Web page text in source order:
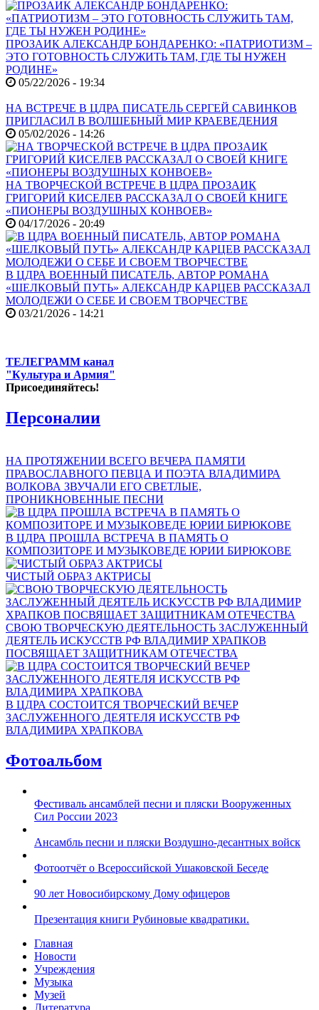
ПРОЗАИК АЛЕКСАНДР БОНДАРЕНКО: «ПАТРИОТИЗМ –
ЭТО ГОТОВНОСТЬ СЛУЖИТЬ ТАМ, ГДЕ ТЫ НУЖЕН
РОДИНЕ»
05/22/2026 - 19:34
НА ВСТРЕЧЕ В ЦДРА ПИСАТЕЛЬ СЕРГЕЙ САВИНКОВ
ПРИГЛАСИЛ В ВОЛШЕБНЫЙ МИР КРАЕВЕДЕНИЯ
05/02/2026 - 14:26
НА ТВОРЧЕСКОЙ ВСТРЕЧЕ В ЦДРА ПРОЗАИК
ГРИГОРИЙ КИСЕЛЕВ РАССКАЗАЛ О СВОЕЙ КНИГЕ
«ПИОНЕРЫ ВОЗДУШНЫХ КОНВОЕВ»
04/17/2026 - 20:49
В ЦДРА ВОЕННЫЙ ПИСАТЕЛЬ, АВТОР РОМАНА
«ШЕЛКОВЫЙ ПУТЬ» АЛЕКСАНДР КАРЦЕВ РАССКАЗАЛ
МОЛОДЕЖИ О СЕБЕ И СВОЕМ ТВОРЧЕСТВЕ
03/21/2026 - 14:21
ТЕЛЕГРАММ канал
"Культура и Армия"
Присоединяйтесь!
Персоналии
НА ПРОТЯЖЕНИИ ВСЕГО ВЕЧЕРА ПАМЯТИ
ПРАВОСЛАВНОГО ПЕВЦА И ПОЭТА ВЛАДИМИРА
ВОЛКОВА ЗВУЧАЛИ ЕГО СВЕТЛЫЕ,
ПРОНИКНОВЕННЫЕ ПЕСНИ
В ЦДРА ПРОШЛА ВСТРЕЧА В ПАМЯТЬ О
КОМПОЗИТОРЕ И МУЗЫКОВЕДЕ ЮРИИ БИРЮКОВЕ
ЧИСТЫЙ ОБРАЗ АКТРИСЫ
СВОЮ ТВОРЧЕСКУЮ ДЕЯТЕЛЬНОСТЬ ЗАСЛУЖЕННЫЙ
ДЕЯТЕЛЬ ИСКУССТВ РФ ВЛАДИМИР ХРАПКОВ
ПОСВЯЩАЕТ ЗАЩИТНИКАМ ОТЕЧЕСТВА
В ЦДРА СОСТОИТСЯ ТВОРЧЕСКИЙ ВЕЧЕР
ЗАСЛУЖЕННОГО ДЕЯТЕЛЯ ИСКУССТВ РФ
ВЛАДИМИРА ХРАПКОВА
Фотоальбом
Фестиваль ансамблей песни и пляски Вооруженных
Сил России 2023
Ансамбль песни и пляски Воздушно-десантных войск
Фотоотчёт о Всероссийской Ушаковской Беседе
90 лет Новосибирскому Дому офицеров
Презентация книги Рубиновые квадратики.
Главная
Новости
Учреждения
Музыка
Музей
Литература